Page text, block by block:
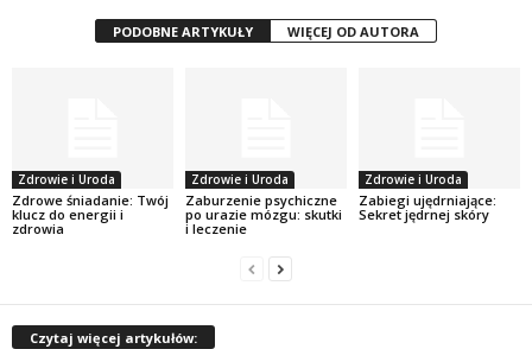
PODOBNE ARTYKUŁY WIĘCEJ OD AUTORA
Zdrowie i Uroda
Zdrowe śniadanie: Twój
klucz do energii i
zdrowia
Zdrowie i Uroda
Zaburzenie psychiczne
po urazie mózgu: skutki
i leczenie
Zdrowie i Uroda
Zabiegi ujędrniające:
Sekret jędrnej skóry
Czytaj więcej artykułów: